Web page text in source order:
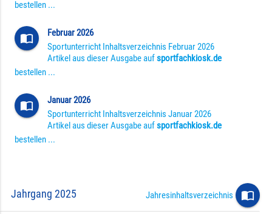
bestellen ...
import_contacts
Februar 2026
Sportunterricht Inhaltsverzeichnis Februar 2026
Artikel aus dieser Ausgabe aufsportfachkiosk.de
bestellen ...
import_contacts
Januar 2026
Sportunterricht Inhaltsverzeichnis Januar 2026
Artikel aus dieser Ausgabe aufsportfachkiosk.de
bestellen ...
Jahrgang 2025 Jahresinhaltsverzeichnis import_contacts